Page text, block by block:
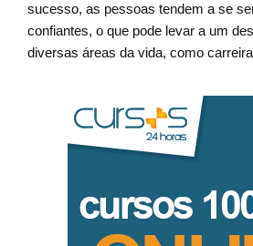
sucesso, as pessoas tendem a se
confiantes, o que pode levar a um
diversas áreas da vida, como